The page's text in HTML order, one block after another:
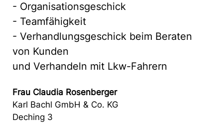
- Organisationsgeschick
- Teamfähigkeit
- Verhandlungsgeschick beim Beraten
von Kunden
und Verhandeln mit Lkw-Fahrern
Frau Claudia Rosenberger
Karl Bachl GmbH & Co. KG
Deching 3